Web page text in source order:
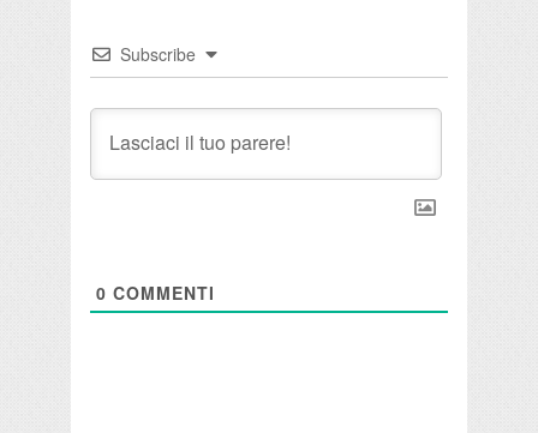
Subscribe
0 COMMENTI